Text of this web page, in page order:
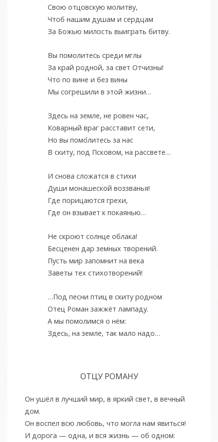
Свою отцовскую молитву,
Чтоб нашим душам и сердцам
За Божью милость выиграть битву.
Вы помолитесь среди мглы
За край родной, за свет Отчизны!
Что по вине и без вины
Мы согрешили в этой жизни…
Здесь на земле, не ровен час,
Коварный враг расставит сети,
Но вы помолитесь за нас
В скиту, под Псковом, на рассвете…
И снова сложатся в стихи
Души монашеской воззванья!
Где порицаются грехи,
Где он взывает к покаянью…
Не скроют солнце облака!
Бесценен дар земных творений.
Пусть мир запомнит на века
Заветы тех стихотворений!
…Под песни птиц в скиту родном
Отец Роман зажжёт лампаду.
А мы помолимся о нём:
Здесь, на земле, так мало надо…
ОТЦУ РОМАНУ
Он ушёл в лучший мир, в яркий свет, в вечный
дом.
Он воспел всю любовь, что могла нам явиться!
И дорога — одна, и вся жизнь — об одном: